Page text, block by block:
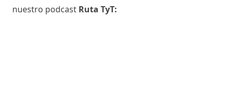
nuestro podcast Ruta TyT: